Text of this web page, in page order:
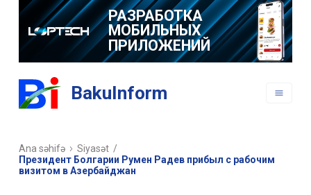
РАЗРАБОТКА
МОБИЛЬНЫХ
ПРИЛОЖЕНИЙ
BakuInform
Ana səhifə Siyasət /
Президент Болгарии Румен Радев прибыл с рабочим
визитом в Азербайджан